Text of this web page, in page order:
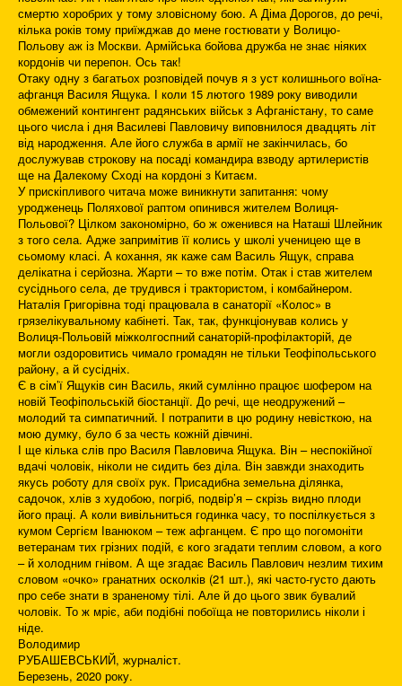
смертю хоробрих у тому зловісному бою. А Діма Дорогов, до речі,
кілька років тому приїжджав до мене гостювати у Волицю-
Польову аж із Москви. Армійська бойова дружба не знає ніяких
кордонів чи перепон. Ось так!
Отаку одну з багатьох розповідей почув я з уст колишнього воїна-
афганця Василя Ящука. І коли 15 лютого 1989 року виводили
обмежений контингент радянських військ з Афганістану, то саме
цього числа і дня Василеві Павловичу виповнилося двадцять літ
від народження. Але його служба в армії не закінчилась, бо
дослужував строкову на посаді командира взводу артилеристів
ще на Далекому Сході на кордоні з Китаєм.
У прискіпливого читача може виникнути запитання: чому
уродженець Поляхової раптом опинився жителем Волиця-
Польової? Цілком закономірно, бо ж оженився на Наташі Шлейник
з того села. Адже запримітив її колись у школі ученицею ще в
сьомому класі. А кохання, як каже сам Василь Ящук, справа
делікатна і серйозна. Жарти – то вже потім. Отак і став жителем
сусіднього села, де трудився і трактористом, і комбайнером.
Наталія Григорівна тоді працювала в санаторії «Колос» в
грязелікувальному кабінеті. Так, так, функціонував колись у
Волиця-Польовій міжколгоспний санаторій-профілакторій, де
могли оздоровитись чимало громадян не тільки Теофіпольського
району, а й сусідніх.
Є в сім’ї Ящуків син Василь, який сумлінно працює шофером на
новій Теофіпольській біостанції. До речі, ще неодружений –
молодий та симпатичний. І потрапити в цю родину невісткою, на
мою думку, було б за честь кожній дівчині.
І ще кілька слів про Василя Павловича Ящука. Він – неспокійної
вдачі чоловік, ніколи не сидить без діла. Він завжди знаходить
якусь роботу для своїх рук. Присадибна земельна ділянка,
садочок, хлів з худобою, погріб, подвір’я – скрізь видно плоди
його праці. А коли вивільниться годинка часу, то поспілкується з
кумом Сергієм Іванюком – теж афганцем. Є про що погомоніти
ветеранам тих грізних подій, є кого згадати теплим словом, а кого
– й холодним гнівом. А ще згадає Василь Павлович незлим тихим
словом «очко» гранатних осколків (21 шт.), які часто-густо дають
про себе знати в зраненому тілі. Але й до цього звик бувалий
чоловік. То ж мріє, аби подібні побоїща не повторились ніколи і
ніде.
Володимир
РУБАШЕВСЬКИЙ, журналіст.
Березень, 2020 року.